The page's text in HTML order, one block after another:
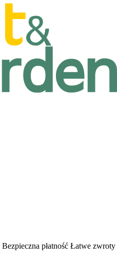
Bezpieczna płatność Łatwe zwroty